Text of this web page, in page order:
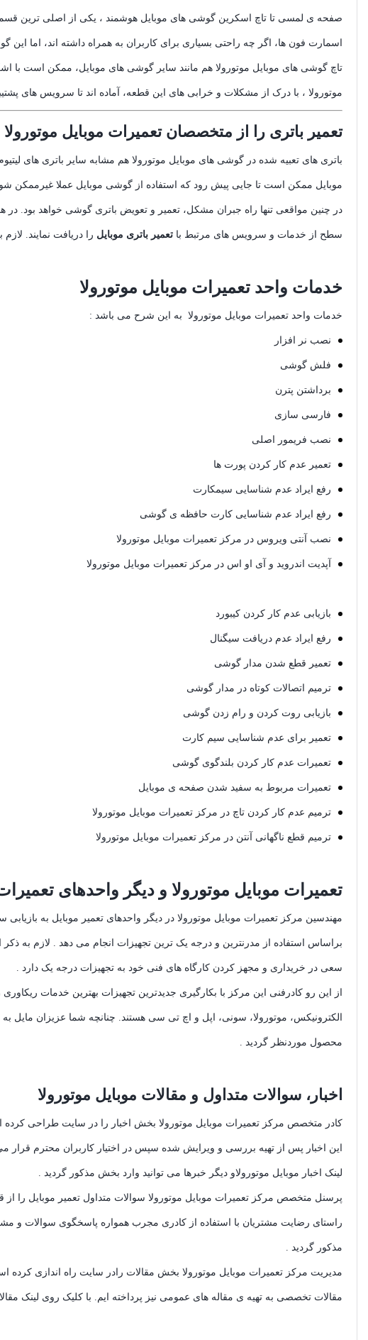
صفحه ی لمسی تا تاچ اسکرین گوشی های موبایل هوشمند ، یکی از اصلی ترین
اسمارت فون ها، اگر چه راحتی بسیاری برای کاربران به همراه داشته اند، اما این
تاچ گوشی های موبایل موتورولا هم مانند سایر گوشی های موبایل، ممکن است با
موتورولا ، با درک از مشکلات و خرابی های این قطعه، آماده اند تا سرویس های
تعمیر باتری را از متخصصان تعمیرات موبایل موتورولا
باتری های تعبیه شده در گوشی های موبایل موتورولا هم مشابه سایر باتری های
موبایل ممکن است تا جایی پیش رود که استفاده از گوشی موبایل عملا غیرممکن
در چنین مواقعی تنها راه جبران مشکل، تعمیر و تعویض باتری گوشی خواهد بود. در
سطح از خدمات و سرویس های مرتبط با تعمیر باتری موبایل را دریافت نمایند.
خدمات واحد تعمیرات موبایل موتورولا
خدمات واحد تعمیرات موبایل موتورولا به این شرح می باشد :
نصب نر افزار
فلش گوشی
برداشتن پترن
فارسی سازی
نصب فریمور اصلی
تعمیر عدم کار کردن پورت ها
رفع ایراد عدم شناسایی سیمکارت
رفع ایراد عدم شناسایی کارت حافظه ی گوشی
نصب آنتی ویروس در مرکز تعمیرات موبایل موتورولا
آپدیت اندروید و آی او اس در مرکز تعمیرات موبایل موتورولا
بازیابی عدم کار کردن کیبورد
رفع ایراد عدم دریافت سیگنال
تعمیر قطع شدن مدار گوشی
ترمیم اتصالات کوتاه در مدار گوشی
بازیابی روت کردن و رام زدن گوشی
تعمیر برای عدم شناسایی سیم کارت
تعمیرات عدم کار کردن بلندگوی گوشی
تعمیرات مربوط به سفید شدن صفحه ی موبایل
ترمیم عدم کار کردن تاچ در مرکز تعمیرات موبایل موتورولا
ترمیم قطع ناگهانی آنتن در مرکز تعمیرات موبایل موتورولا
تعمیرات موبایل موتورولا و دیگر واحدهای
مهندسین مرکز تعمیرات موبایل موتورولا در دیگر واحدهای تعمیر موبایل به
براساس استفاده از مدرنترین و درجه یک ترین تجهیزات انجام می دهد . لازم به
سعی در خریداری و مجهز کردن کارگاه های فنی خود به تجهیزات درجه یک دارد .
از این رو کادرفنی این مرکز با بکارگیری جدیدترین تجهیزات بهترین خدمات
الکترونیکس، موتورولا، سونی، اپل و اچ‌ تی‌ سی هستند. چنانچه شما عزیزان مایل
محصول موردنظر گردید .
اخبار، سوالات متداول و مقالات موبایل موتورولا
کادر متخصص مرکز تعمیرات موبایل موتورولا بخش اخبار را در سایت طراحی کرده
این اخبار پس از تهیه بررسی و ویرایش شده سپس در اختیار کاربران محترم قرار
لینک اخبار موبایل موتورولاو دیگر خبرها می توانید وارد بخش مذکور گردید .
پرسنل متخصص مرکز تعمیرات موبایل موتورولا سوالات متداول تعمیر موبایل را
راستای رضایت مشتریان با استفاده از کادری مجرب همواره پاسخگوی سوالات و
مذکور گردید .
مدیریت مرکز تعمیرات موبایل موتورولا بخش مقالات رادر سایت راه اندازی
مقالات تخصصی به تهیه ی مقاله های عمومی نیز پرداخته ایم. با کلیک روی لینک